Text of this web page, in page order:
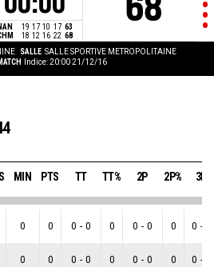
19 17 10 17 63
18 12 16 22 68
SALLE SALLE SPORTIVE METROPOLITAINE
Indice: 20:00 21/12/16
MIN PTS TT TT% 2P 2P% 3P
0 0 0 - 0 0 0 - 0 0 0 -
0 0 0 - 0 0 0 - 0 0 0 -